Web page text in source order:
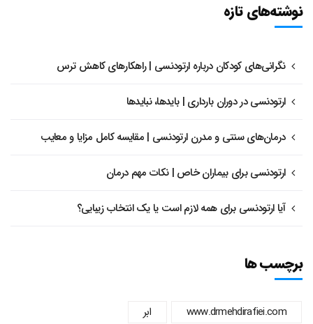
نوشته‌های تازه
نگرانی‌های کودکان درباره ارتودنسی | راهکارهای کاهش ترس
ارتودنسی در دوران بارداری | بایدها، نبایدها
درمان‌های سنتی و مدرن ارتودنسی | مقایسه کامل مزایا و معایب
ارتودنسی برای بیماران خاص | نکات مهم درمان
آیا ارتودنسی برای همه لازم است یا یک انتخاب زیبایی؟
برچسب ها
www.drmehdirafiei.com ابر